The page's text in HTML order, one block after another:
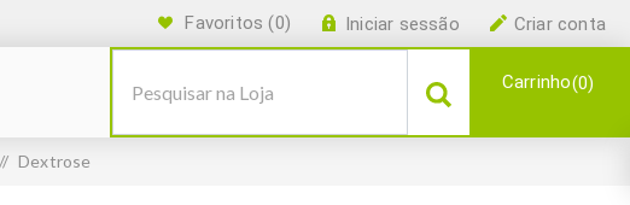
Criar conta
Iniciar sessão
Favoritos (0)
Carrinho 0
/ Dextrose